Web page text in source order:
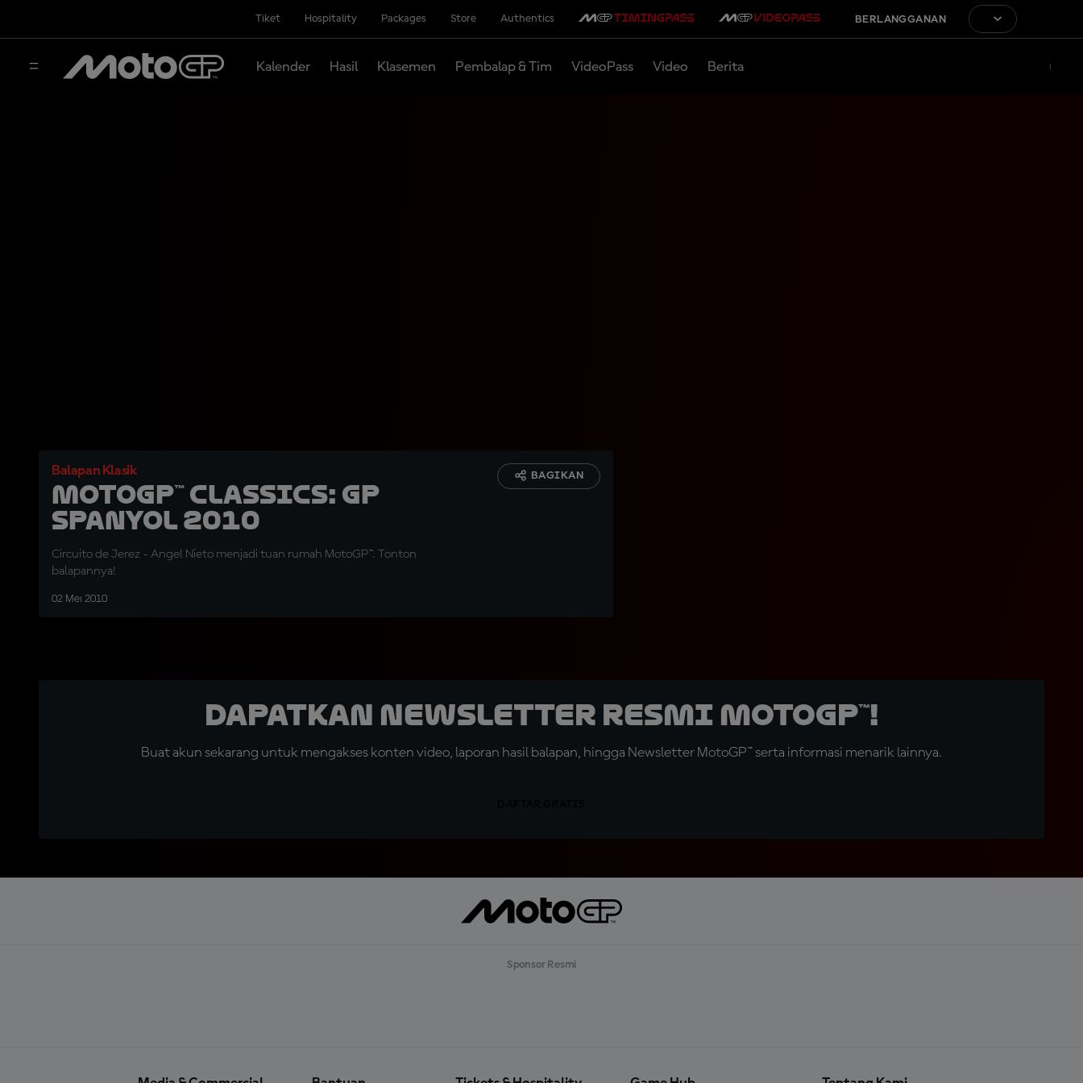
Tiket Hospitality Packages Store Authentics BERLANGGANAN
Kalender Hasil Klasemen Pembalap & Tim VideoPass Video Berita
Balapan Klasik
MotoGP™ Classics: GP
Spanyol 2010
Circuito de Jerez - Angel Nieto menjadi tuan rumah MotoGP™. Tonton
balapannya!
02 Mei 2010
BAGIKAN
Dapatkan Newsletter Resmi MotoGP™!
Buat akun sekarang untuk mengakses konten video, laporan hasil balapan, hingga Newsletter MotoGP™ serta informasi menarik lainnya.
Sponsor Resmi